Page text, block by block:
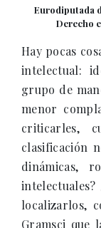
Eurodiputada
Derecho
Hay pocas
intelectual:
grupo de
menor
criticarles,
clasificación
dinámicas,
intelectuales?
localizarlos,
Gramsci que